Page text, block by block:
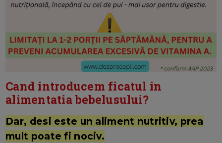
Cand introducem ficatul in
alimentatia bebelusului?
Dar, desi este un aliment nutritiv, prea
mult poate fi nociv.